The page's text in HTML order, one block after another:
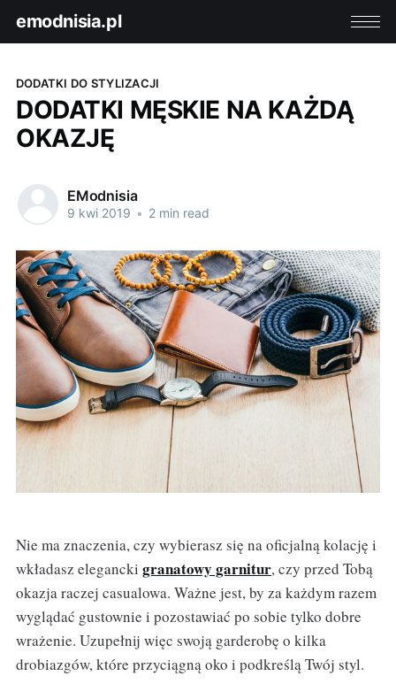
emodnisia.pl
DODATKI DO STYLIZACJI
DODATKI MĘSKIE NA KAŻDĄ
OKAZJĘ
EModnisia
9 kwi 2019 • 2 min read
Nie ma znaczenia, czy wybierasz się na oficjalną kolację i
wkładasz elegancki granatowy garnitur, czy przed Tobą
okazja raczej casualowa. Ważne jest, by za każdym razem
wyglądać gustownie i pozostawiać po sobie tylko dobre
wrażenie. Uzupełnij więc swoją garderobę o kilka
drobiazgów, które przyciągną oko i podkreślą Twój styl.